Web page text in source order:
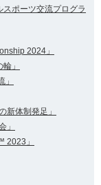
ポーツ交流プログラ
2024」
」
新体制発足」
」
2023」